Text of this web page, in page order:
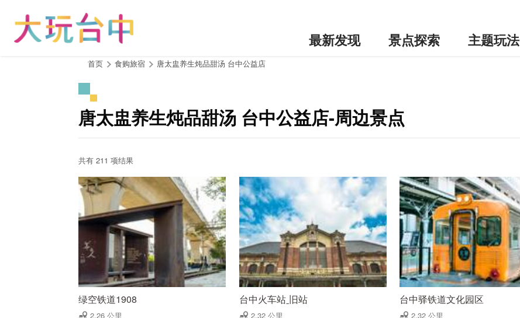
最新发现 景点探索 主题玩法
首页 食购旅宿 唐太盅养生炖品甜汤 台中公益店
唐太盅养生炖品甜汤 台中公益店-周边景点
共有 211 项结果
绿空铁道1908
2.26 公里
台中火车站ˍ旧站
2.32 公里
台中驿铁道文化园区
2.32 公里